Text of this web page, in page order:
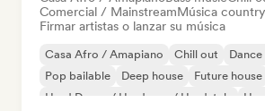
Comercial / MainstreamMúsica country
Firmar artistas o lanzar su música
Casa Afro / Amapiano Chill out
Pop bailable
Deep house
Future house
Hard Dance / Hardcore / Hardstyle